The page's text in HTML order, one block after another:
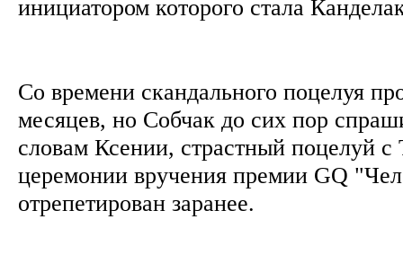
инициатором которого стала
Со времени скандального поцелуя
месяцев, но Собчак до сих пор
словам Ксении, страстный поцелуй с
церемонии вручения премии GQ
отрепетирован заранее.